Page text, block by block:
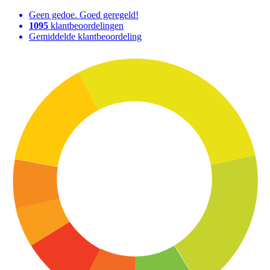
Geen gedoe. Goed geregeld!
1095 klantbeoordelingen
Gemiddelde klantbeoordeling